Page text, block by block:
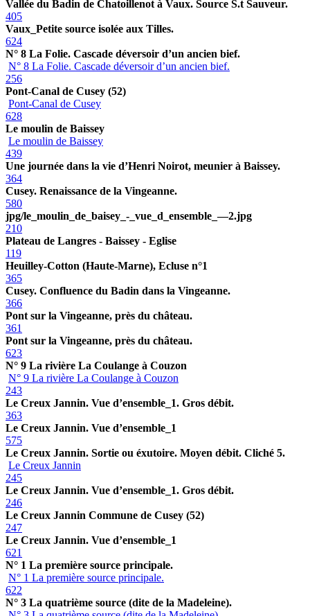
Vallée du Badin de Chatoillenot à Vaux. Source S.t Sauveur.
405
Vaux_Petite source isolée aux Tilles.
624
N° 8 La Folie. Cascade déversoir d’un ancien bief.
N° 8 La Folie. Cascade déversoir d’un ancien bief.
256
Pont-Canal de Cusey (52)
Pont-Canal de Cusey
628
Le moulin de Baissey
Le moulin de Baissey
439
Une journée dans la vie d’Henri Noirot, meunier à Baissey.
364
Cusey. Renaissance de la Vingeanne.
580
jpg/le_moulin_de_baisey_-_vue_d_ensemble_—2.jpg
210
Plateau de Langres - Baissey - Eglise
119
Heuilley-Cotton (Haute-Marne), Ecluse n°1
365
Cusey. Confluence du Badin dans la Vingeanne.
366
Pont sur la Vingeanne, près du château.
361
Pont sur la Vingeanne, près du château.
623
N° 9 La rivière La Coulange à Couzon
N° 9 La rivière La Coulange à Couzon
243
Le Creux Jannin. Vue d’ensemble_1. Gros débit.
363
Le Creux Jannin. Vue d’ensemble_1
575
Le Creux Jannin. Sortie ou éxutoire. Moyen débit. Cliché 5.
Le Creux Jannin
245
Le Creux Jannin. Vue d’ensemble_1. Gros débit.
246
Le Creux Jannin Commune de Cusey (52)
247
Le Creux Jannin. Vue d’ensemble_1
621
N° 1 La première source principale.
N° 1 La première source principale.
622
N° 3 La quatrième source (dite de la Madeleine).